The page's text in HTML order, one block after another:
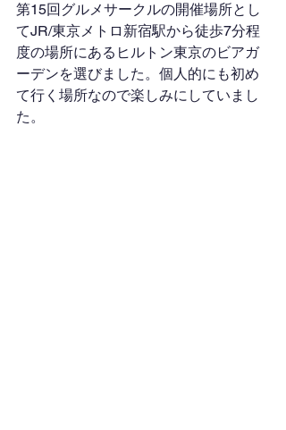
第15回グルメサークルの開催場所とし
てJR/東京メトロ新宿駅から徒歩7分程
度の場所にあるヒルトン東京のビアガ
ーデンを選びました。個人的にも初め
て行く場所なので楽しみにしていまし
た。